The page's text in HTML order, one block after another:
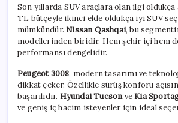
Son yıllarda SUV araçlara olan ilgi oldukça
TL bütçeyle ikinci elde oldukça iyi SUV
mümkündür. Nissan Qashqai, bu
modellerinden biridir. Hem şehir içi hem
performansı dengelidir.
Peugeot 3008, modern tasarımı ve
dikkat çeker. Özellikle sürüş konforu
başarılıdır. Hyundai TucsonveKia
ve geniş iç hacim isteyenler için ideal